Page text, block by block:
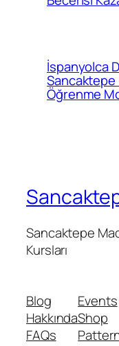
İspanyolca
Sancaktepe
Öğrenme
Sancaktepe
Kursları
Blog
Hakkında
FAQs
Events
Shop